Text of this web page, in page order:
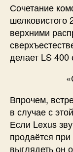
Сочетание
шелковистого
верхними
делает LS
Впрочем,
в случае с
Если Lexus
продаётся
выглядеть он